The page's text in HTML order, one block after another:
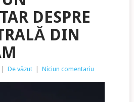
DESPRE
DIN
De văzut Niciun comentariu